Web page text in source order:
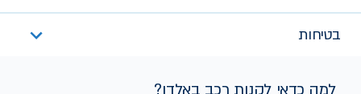
בטיחות